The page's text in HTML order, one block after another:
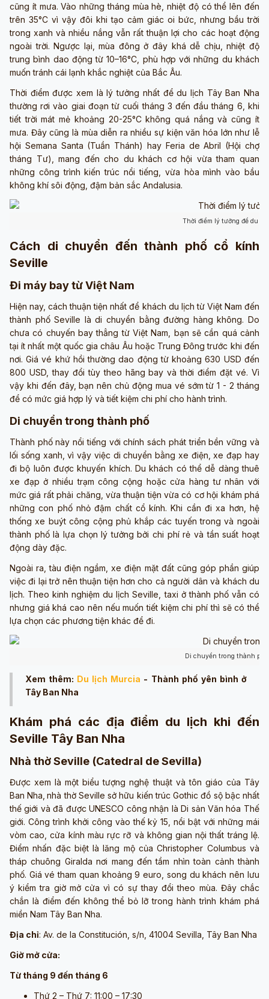
cũng ít mưa. Vào những tháng mùa hè, nhiệt độ có thể lên đến
trên 35°C vì vậy đôi khi tạo cảm giác oi bức, nhưng bầu trời
trong xanh và nhiều nắng vẫn rất thuận lợi cho các hoạt động
ngoài trời. Ngược lại, mùa đông ở đây khá dễ chịu, nhiệt độ
trung bình dao động từ 10–16°C, phù hợp với những du khách
muốn tránh cái lạnh khắc nghiệt của Bắc Âu.
Thời điểm được xem là lý tưởng nhất để du lịch Tây Ban Nha
thường rơi vào giai đoạn từ cuối tháng 3 đến đầu tháng 6, khi
tiết trời mát mẻ khoảng 20-25°C không quá nắng và cũng ít
mưa. Đây cũng là mùa diễn ra nhiều sự kiện văn hóa lớn như lễ
hội Semana Santa (Tuần Thánh) hay Feria de Abril (Hội chợ
tháng Tư), mang đến cho du khách cơ hội vừa tham quan
những công trình kiến trúc nổi tiếng, vừa hòa mình vào bầu
không khí sôi động, đậm bản sắc Andalusia.
Thời điểm lý tưởng để du
Cách di chuyển đến thành phố cổ kính
Seville
Đi máy bay từ Việt Nam
Hiện nay, cách thuận tiện nhất để khách du lịch từ Việt Nam đến
thành phố Seville là di chuyển bằng đường hàng không. Do
chưa có chuyến bay thẳng từ Việt Nam, bạn sẽ cần quá cảnh
tại ít nhất một quốc gia châu Âu hoặc Trung Đông trước khi đến
nơi. Giá vé khứ hồi thường dao động từ khoảng 630 USD đến
800 USD, thay đổi tùy theo hãng bay và thời điểm đặt vé. Vì
vậy khi đến đây, bạn nên chủ động mua vé sớm từ 1 - 2 tháng
để có mức giá hợp lý và tiết kiệm chi phí cho hành trình.
Di chuyển trong thành phố
Thành phố này nổi tiếng với chính sách phát triển bền vững và
lối sống xanh, vì vậy việc di chuyển bằng xe điện, xe đạp hay
đi bộ luôn được khuyến khích. Du khách có thể dễ dàng thuê
xe đạp ở nhiều trạm công cộng hoặc cửa hàng tư nhân với
mức giá rất phải chăng, vừa thuận tiện vừa có cơ hội khám phá
những con phố nhỏ đậm chất cổ kính. Khi cần đi xa hơn, hệ
thống xe buýt công cộng phủ khắp các tuyến trong và ngoài
thành phố là lựa chọn lý tưởng bởi chi phí rẻ và tần suất hoạt
động dày đặc.
Ngoài ra, tàu điện ngầm, xe điện mặt đất cũng góp phần giúp
việc đi lại trở nên thuận tiện hơn cho cả người dân và khách du
lịch. Theo kinh nghiệm du lịch Seville, taxi ở thành phố vẫn có
nhưng giá khá cao nên nếu muốn tiết kiệm chi phí thì sẽ có thể
lựa chọn các phương tiện khác để đi.
Di chuyển trong thành
Xem thêm: Du lịch Murcia - Thành phố yên bình ở
Tây Ban Nha
Khám phá các địa điểm du lịch khi đến
Seville Tây Ban Nha
Nhà thờ Seville (Catedral de Sevilla)
Được xem là một biểu tượng nghệ thuật và tôn giáo của Tây
Ban Nha, nhà thờ Seville sở hữu kiến trúc Gothic đồ sộ bậc nhất
thế giới và đã được UNESCO công nhận là Di sản Văn hóa Thế
giới. Công trình khởi công vào thế kỷ 15, nổi bật với những mái
vòm cao, cửa kính màu rực rỡ và không gian nội thất tráng lệ.
Điểm nhấn đặc biệt là lăng mộ của Christopher Columbus và
tháp chuông Giralda nơi mang đến tầm nhìn toàn cảnh thành
phố. Giá vé tham quan khoảng 9 euro, song du khách nên lưu
ý kiểm tra giờ mở cửa vì có sự thay đổi theo mùa. Đây chắc
chắn là điểm đến không thể bỏ lỡ trong hành trình khám phá
miền Nam Tây Ban Nha.
Địa chỉ: Av. de la Constitución, s/n, 41004 Sevilla, Tây Ban Nha
Giờ mở cửa:
Từ tháng 9 đến tháng 6
Thứ 2 – Thứ 7: 11:00 – 17:30